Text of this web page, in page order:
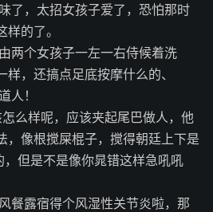
了，太招女孩子爱了，恐怕那时
的了。
两个女孩子一左一右侍候着洗
，还搞点足底按摩什么的、
人！
么样呢，应该夹起尾巴做人，他
，像根搅屎棍子，搅得朝廷上下是
，但是不是像你晁错这样急吼吼
餐露宿得个风湿性关节炎啦，那